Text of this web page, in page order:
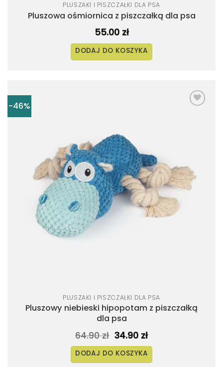
PLUSZAKI I PISZCZAŁKI DLA PSA
Pluszowa ośmiornica z piszczałką dla psa
55.00 zł
DODAJ DO KOSZYKA
-46%
PLUSZAKI I PISZCZAŁKI DLA PSA
Pluszowy niebieski hipopotam z piszczałką
dla psa
64.90zł Pierwotna
cena
wynosiła:
64.90 zł.
34.90 złAktualna
cena
wynosi:
34.90 zł.
DODAJ DO KOSZYKA